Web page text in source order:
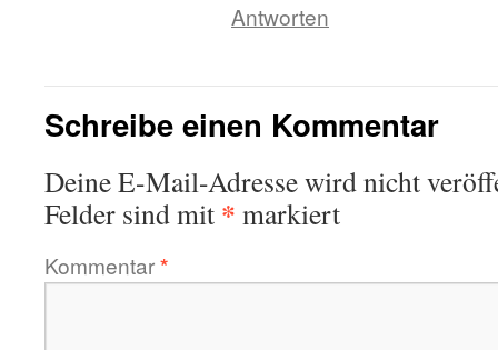
Antworten
Schreibe einen Kommentar
Deine E-Mail-Adresse wird nicht
Felder sind mit * markiert
Kommentar*